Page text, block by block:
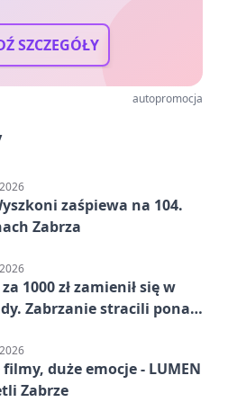
SZCZEGÓŁY
autopromocja
zaśpiewa na 104.
Zabrza
1000 zł zamienił się w
Zabrzanie stracili ponad
duże emocje - LUMEN
Zabrze